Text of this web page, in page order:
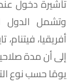
وتشمل الدول
أفريقيا، فيتنام،
يومًا حسب نوع